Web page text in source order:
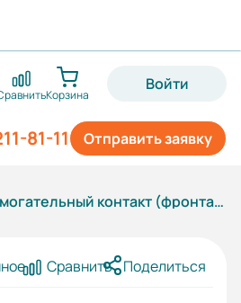
Корзина
Войти
Отправить заявку
81-11
Вспомогательный контакт (фронтальный) ПК 01 11 1NO+1NC
Сравнить Поделиться